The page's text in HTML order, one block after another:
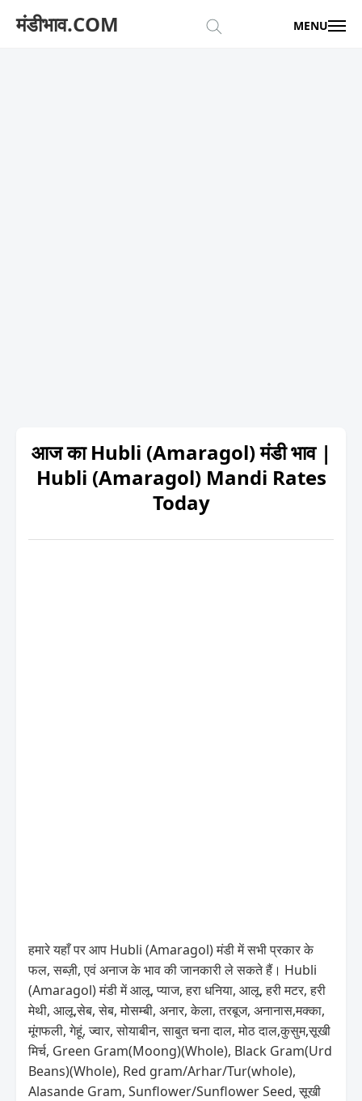
मंडीभाव.COM MENU
आज का Hubli (Amaragol) मंडी भाव |
Hubli (Amaragol) Mandi Rates
Today
हमारे यहाँ पर आप Hubli (Amaragol) मंडी में सभी प्रकार के
फल, सब्ज़ी, एवं अनाज के भाव की जानकारी ले सकते हैं। Hubli
(Amaragol) मंडी में आलू, प्याज, हरा धनिया, आलू, हरी मटर, हरी
मेथी, आलू,सेब, सेब, मोसम्बी, अनार, केला, तरबूज, अनानास,मक्का,
मूंगफली, गेहूं, ज्वार, सोयाबीन, साबुत चना दाल, मोठ दाल,कुसुम,सूखी
मिर्च, Green Gram(Moong)(Whole), Black Gram(Urd
Beans)(Whole), Red gram/Arhar/Tur(whole),
Alasande Gram, Sunflower/Sunflower Seed, सूखी